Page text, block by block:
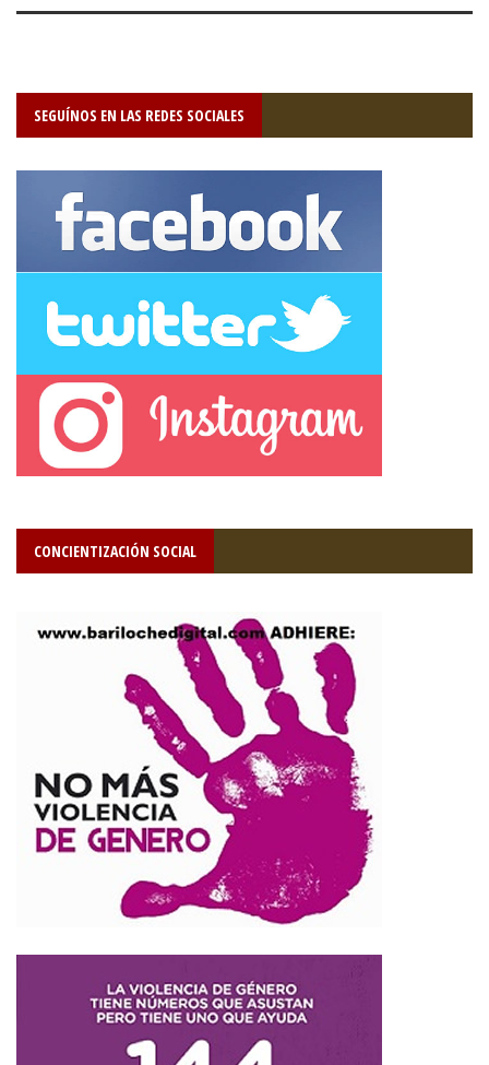
SEGUÍNOS EN LAS REDES SOCIALES
CONCIENTIZACIÓN SOCIAL